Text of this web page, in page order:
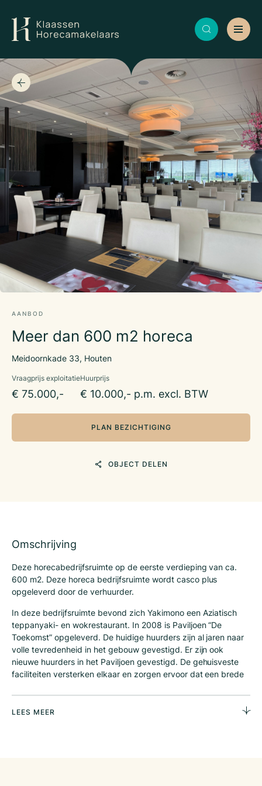
AANBOD
Meer dan 600 m2 horeca
Meidoornkade 33, Houten
Vraagprijs exploitatie
€ 75.000,-
Huurprijs
€ 10.000,- p.m. excl. BTW
PLAN BEZICHTIGING
OBJECT DELEN
Omschrijving
Deze horecabedrijfsruimte op de eerste verdieping van ca.
600 m2. Deze horeca bedrijfsruimte wordt casco plus
opgeleverd door de verhuurder.
In deze bedrijfsruimte bevond zich Yakimono een Aziatisch
teppanyaki- en wokrestaurant. In 2008 is Paviljoen “De
Toekomst” opgeleverd. De huidige huurders zijn al jaren naar
volle tevredenheid in het gebouw gevestigd. Er zijn ook
nieuwe huurders in het Paviljoen gevestigd. De gehuisveste
faciliteiten versterken elkaar en zorgen ervoor dat een brede
samenwerking tussen de verschillende ondernemers, wat hier
zeer belangrijk wordt gevonden.
LEES MEER